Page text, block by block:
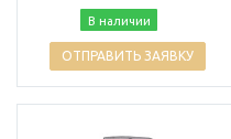
В наличии
ОТПРАВИТЬ ЗАЯВКУ